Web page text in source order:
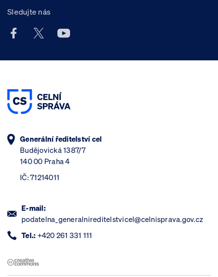
Sledujte nás
Facebook účet Celní správy ČR
X účet Celní správy ČR
Youtube účet Celní správy ČR
Generální ředitelství cel
Budějovická 1387/7
140 00 Praha 4
IČ: 71214011
E-mail:
podatelna_generalnireditelstvicel@celnisprava.gov.cz
Tel.: +420 261 331 111